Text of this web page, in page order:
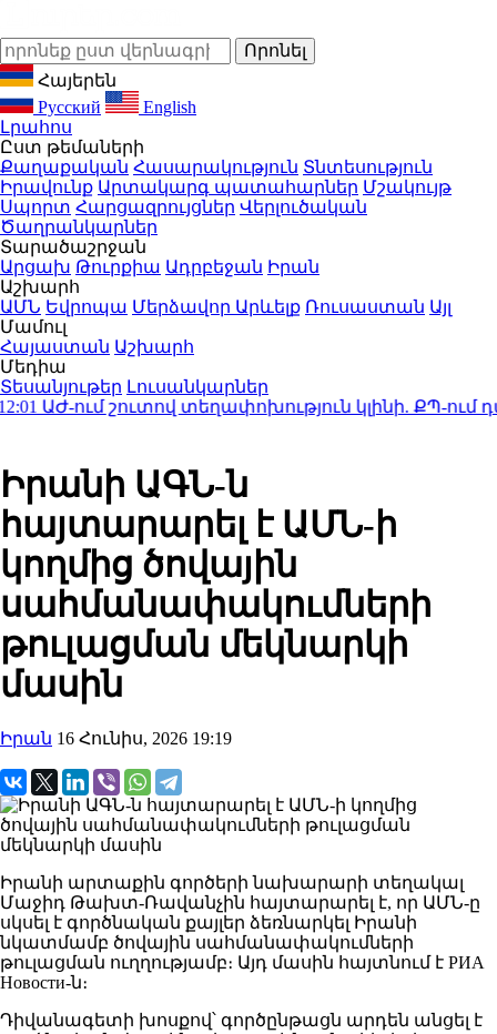
Հայերեն
Русский
English
Լրահոս
Ըստ թեմաների
Քաղաքական Հասարակություն Տնտեսություն
Իրավունք Արտակարգ պատահարներ Մշակույթ
Սպորտ Հարցազրույցներ Վերլուծական
Ծաղրանկարներ
Տարածաշրջան
Արցախ Թուրքիա Ադրբեջան Իրան
Աշխարհ
ԱՄՆ Եվրոպա Մերձավոր Արևելք Ռուսաստան Այլ
Մամուլ
Հայաստան Աշխարհ
Մեդիա
Տեսանյութեր Լուսանկարներ
ԱԺ-ում շուտով տեղափոխություն կլինի. ՔՊ-ում
Իրանի ԱԳՆ-ն
հայտարարել է ԱՄՆ-ի
կողմից ծովային
սահմանափակումների
թուլացման մեկնարկի
մասին
Իրան 16 Հունիս, 2026 19:19
Իրանի արտաքին գործերի նախարարի տեղակալ
Մաջիդ Թախտ-Ռավանչին հայտարարել է, որ ԱՄՆ-ը
սկսել է գործնական քայլեր ձեռնարկել Իրանի
նկատմամբ ծովային սահմանափակումների
թուլացման ուղղությամբ։ Այդ մասին հայտնում է РИА
Новости-ն։
Դիվանագետի խոսքով՝ գործընթացն արդեն անցել է